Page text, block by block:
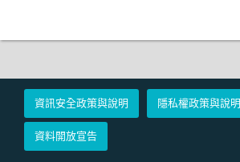
資訊安全政策與說明 隱私權政策與說明
資料開放宣告